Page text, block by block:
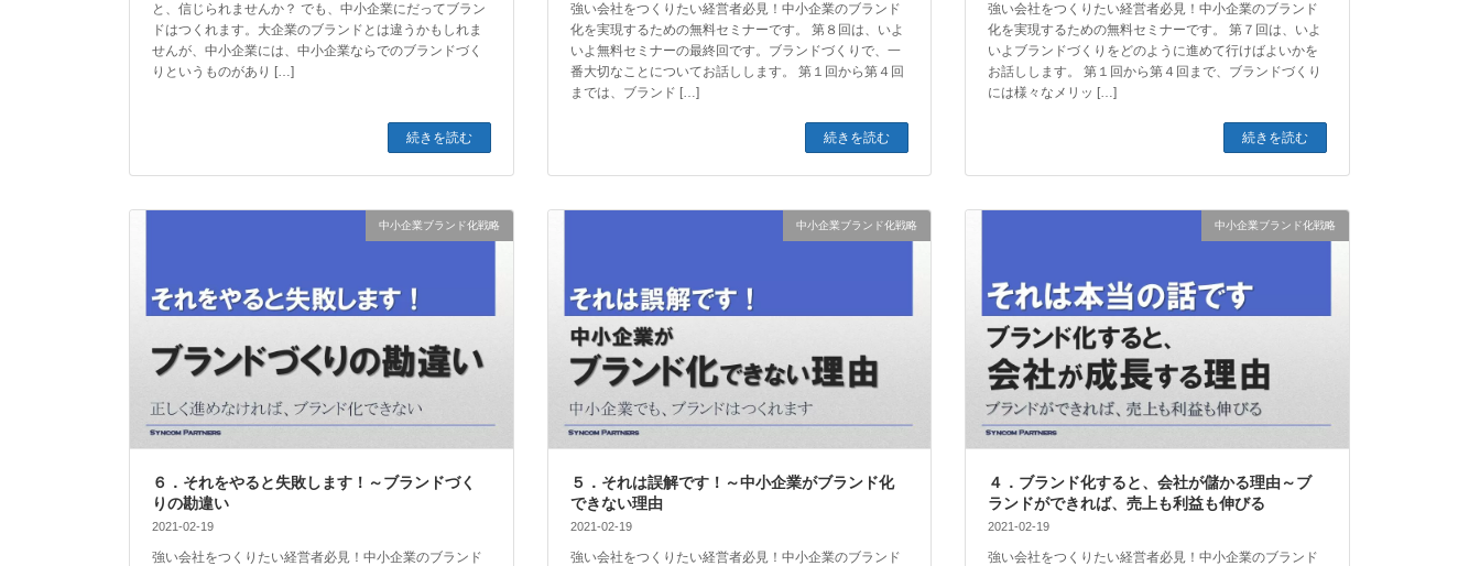
と、信じられませんか？ でも、中小企業にだってブラン
ドはつくれます。大企業のブランドとは違うかもしれま
せんが、中小企業には、中小企業ならでのブランドづく
りというものがあり […]
続きを読む
強い会社をつくりたい経営者必見！中小企業のブランド
化を実現するための無料セミナーです。 第８回は、いよ
いよ無料セミナーの最終回です。ブランドづくりで、一
番大切なことについてお話しします。 第１回から第４回
までは、ブランド […]
続きを読む
強い会社をつくりたい経営者必見！中小企業のブランド
化を実現するための無料セミナーです。 第７回は、いよ
いよブランドづくりをどのように進めて行けばよいかを
お話しします。 第１回から第４回まで、ブランドづくり
には様々なメリッ […]
続きを読む
中小企業ブランド化戦略
６．それをやると失敗します！～ブランドづく
りの勘違い
2021-02-19
強い会社をつくりたい経営者必見！中小企業のブランド
中小企業ブランド化戦略
５．それは誤解です！～中小企業がブランド化
できない理由
2021-02-19
強い会社をつくりたい経営者必見！中小企業のブランド
中小企業ブランド化戦略
４．ブランド化すると、会社が儲かる理由～ブ
ランドができれば、売上も利益も伸びる
2021-02-19
強い会社をつくりたい経営者必見！中小企業のブランド